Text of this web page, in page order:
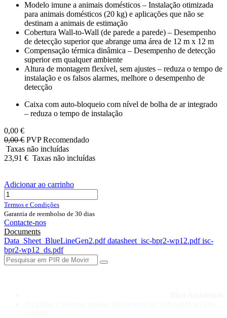
Modelo imune a animais domésticos – Instalação otimizada
para animais domésticos (20 kg) e aplicações que não se
destinam a animais de estimação
Cobertura Wall-to-Wall (de parede a parede) – Desempenho
de detecção superior que abrange uma área de 12 m x 12 m
Compensação térmica dinâmica – Desempenho de detecção
superior em qualquer ambiente
Altura de montagem flexível, sem ajustes – reduza o tempo de
instalação e os falsos alarmes, melhore o desempenho de
detecção
Caixa com auto-bloqueio com nível de bolha de ar integrado
– reduza o tempo de instalação
0,00 €
0,00€ PVP Recomendado
Taxas não incluídas
23,91 € Taxas não incluídas
Adicionar ao carrinho
Termos e Condições
Garantia de reembolso de 30 dias
Contacte-nos
Documents
Data_Sheet_BlueLineGen2.pdfdatasheet_isc-bpr2-wp12.pdfisc-
bpr2-wp12_ds.pdf